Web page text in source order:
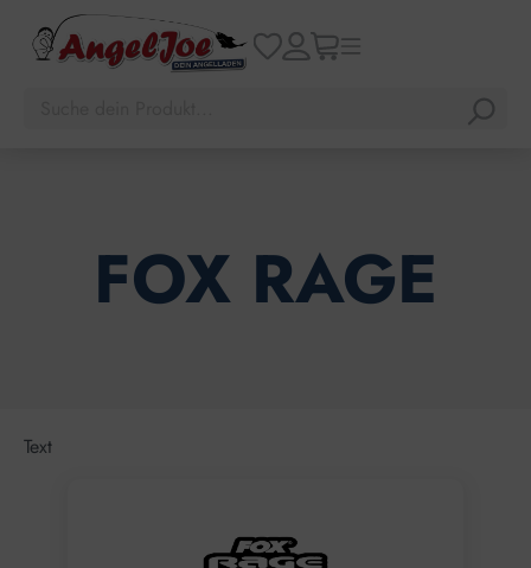
FOX RAGE
Text